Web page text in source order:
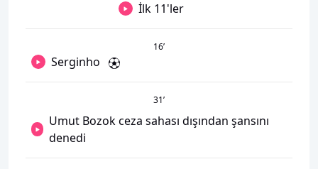
İlk 11'ler
16’
Serginho
31’
Umut Bozok ceza sahası dışından şansını
denedi